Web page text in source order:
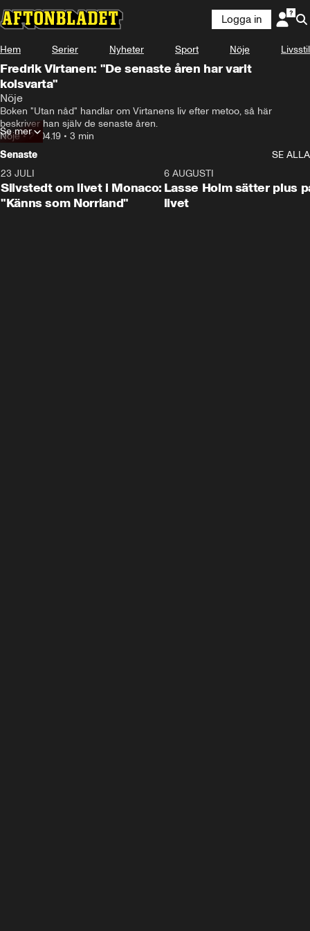
Logga in
Hem Serier Nyheter Sport Nöje Livsstil
Fredrik Virtanen: "De senaste åren har varit
kolsvarta"
Nöje
Boken "Utan nåd" handlar om Virtanens liv efter metoo, så här
beskriver han själv de senaste åren.
Nöje•27.04.19 • 3 min
Se mer
Senaste
SE ALLA
23 JULI
Silvstedt om livet i Monaco:
"Känns som Norrland"
6 AUGUSTI
Lasse Holm sätter plus
livet